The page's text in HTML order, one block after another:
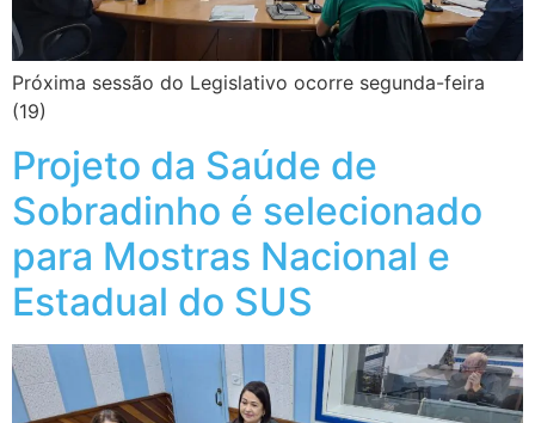
Próxima sessão do Legislativo ocorre segunda-feira
(19)
Projeto da Saúde de
Sobradinho é selecionado
para Mostras Nacional e
Estadual do SUS